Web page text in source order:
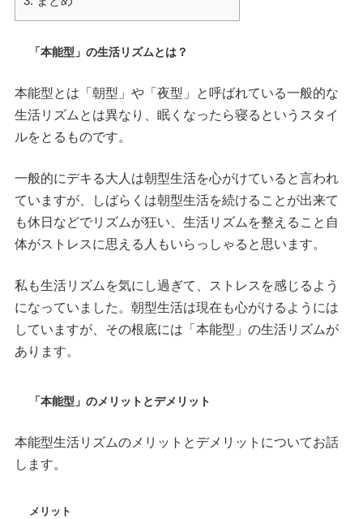
「本能型」の生活リズムとは？
本能型とは「朝型」や「夜型」と呼ばれている一般的な
生活リズムとは異なり、眠くなったら寝るというスタイ
ルをとるものです。
一般的にデキる大人は朝型生活を心がけていると言われ
ていますが、しばらくは朝型生活を続けることが出来て
も休日などでリズムが狂い、生活リズムを整えること自
体がストレスに思える人もいらっしゃると思います。
私も生活リズムを気にし過ぎて、ストレスを感じるよう
になっていました。朝型生活は現在も心がけるようには
していますが、その根底には「本能型」の生活リズムが
あります。
「本能型」のメリットとデメリット
本能型生活リズムのメリットとデメリットについてお話
します。
メリット